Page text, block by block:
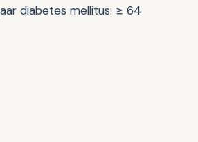
diabetes mellitus: ≥ 64